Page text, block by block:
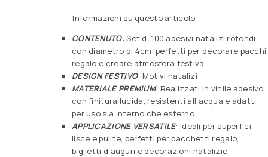
Informazioni su questo articolo
CONTENUTO: Set di 100 adesivi natalizi rotondi
con diametro di 4cm, perfetti per decorare pacchi
regalo e creare atmosfera festiva
DESIGN FESTIVO: Motivi natalizi
MATERIALE PREMIUM: Realizzati in vinile adesivo
con finitura lucida, resistenti all’acqua e adatti
per uso sia interno che esterno
APPLICAZIONE VERSATILE: Ideali per superfici
lisce e pulite, perfetti per pacchetti regalo,
biglietti d’auguri e decorazioni natalizie